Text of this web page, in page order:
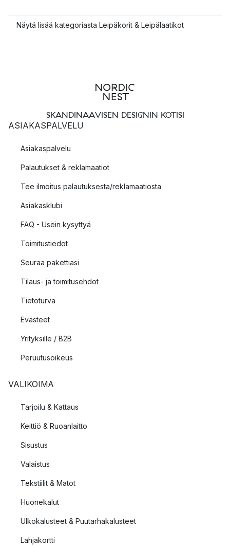
Näytä lisää kategoriasta Leipäkorit & Leipälaatikot
SKANDINAAVISEN DESIGNIN KOTISI
ASIAKASPALVELU
Asiakaspalvelu
Palautukset & reklamaatiot
Tee ilmoitus palautuksesta/reklamaatiosta
Asiakasklubi
FAQ - Usein kysyttyä
Toimitustiedot
Seuraa pakettiasi
Tilaus- ja toimitusehdot
Tietoturva
Evästeet
Yrityksille / B2B
Peruutusoikeus
VALIKOIMA
Tarjoilu & Kattaus
Keittiö & Ruoanlaitto
Sisustus
Valaistus
Tekstiilit & Matot
Huonekalut
Ulkokalusteet & Puutarhakalusteet
Lahjakortti